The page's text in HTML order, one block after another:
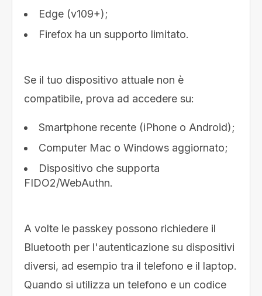
Edge (v109+);
Firefox ha un supporto limitato.
Se il tuo dispositivo attuale non è
compatibile, prova ad accedere su:
Smartphone recente (iPhone o Android);
Computer Mac o Windows aggiornato;
Dispositivo che supporta
FIDO2/WebAuthn.
A volte le passkey possono richiedere il
Bluetooth per l'autenticazione su dispositivi
diversi, ad esempio tra il telefono e il laptop.
Quando si utilizza un telefono e un codice